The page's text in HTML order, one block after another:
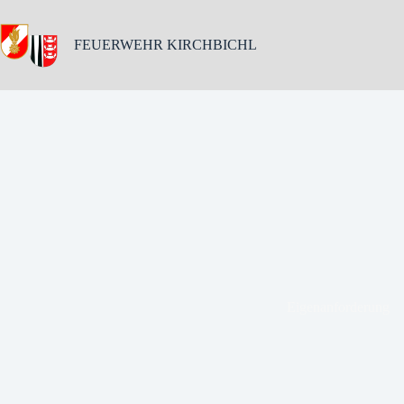
to
content
FEUERWEHR KIRCHBICHL